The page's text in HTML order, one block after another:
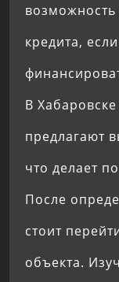
кредита,
В
предлагают
что делает
После
стоит
объекта.